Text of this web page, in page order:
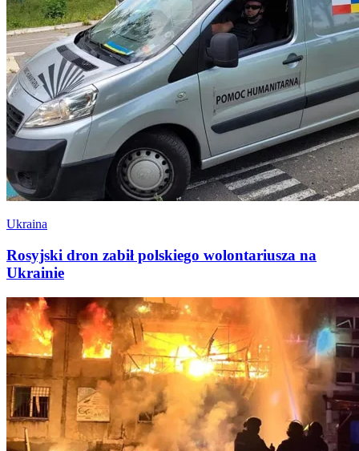
Ukraina
Rosyjski dron zabił polskiego wolontariusza na
Ukrainie